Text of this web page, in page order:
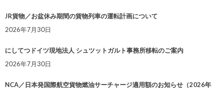
JR貨物／お盆休み期間の貨物列車の運転計画について
2026年7月30日
にしてつドイツ現地法人 シュツットガルト事務所移転のご案内
2026年7月30日
NCA／日本発国際航空貨物燃油サーチャージ適用額のお知らせ（2026年